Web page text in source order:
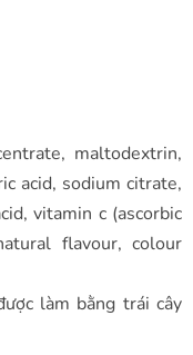
maltodextrin,
acid, sodium citrate,
vitamin c (ascorbic
flavour, colour
làm bằng trái cây